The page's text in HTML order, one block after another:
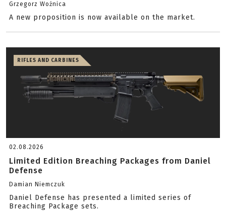
Grzegorz Woźnica
A new proposition is now available on the market.
RIFLES AND CARBINES
02.08.2026
Limited Edition Breaching Packages from Daniel
Defense
Damian Niemczuk
Daniel Defense has presented a limited series of
Breaching Package sets.